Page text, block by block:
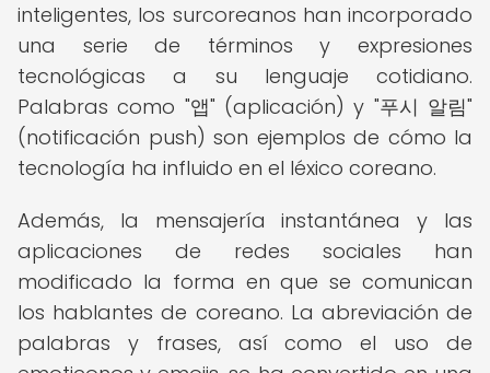
inteligentes, los surcoreanos han incorporado
una serie de términos y expresiones
tecnológicas a su lenguaje cotidiano.
Palabras como "앱" (aplicación) y "푸시 알림"
(notificación push) son ejemplos de cómo la
tecnología ha influido en el léxico coreano.
Además, la mensajería instantánea y las
aplicaciones de redes sociales han
modificado la forma en que se comunican
los hablantes de coreano. La abreviación de
palabras y frases, así como el uso de